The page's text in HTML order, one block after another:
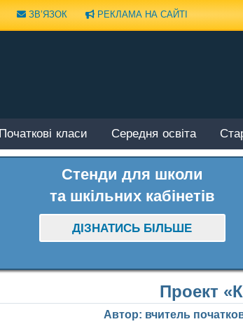
ЗВ’ЯЗОК РЕКЛАМА НА САЙТІ
Початкові класи Середня освіта
Стенди для школи
та шкільних кабінетів
ДІЗНАТИСЬ БІЛЬШЕ
Проект
Автор: вчитель